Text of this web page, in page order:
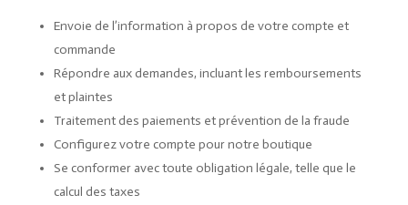
Envoie de l’information à propos de votre compte et
commande
Répondre aux demandes, incluant les remboursements
et plaintes
Traitement des paiements et prévention de la fraude
Configurez votre compte pour notre boutique
Se conformer avec toute obligation légale, telle que le
calcul des taxes